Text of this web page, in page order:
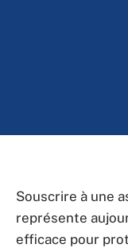
Souscrire à une
représente
efficace pour